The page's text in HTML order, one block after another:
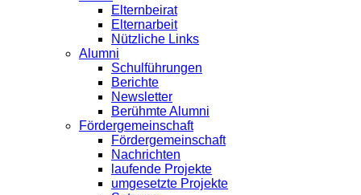
Elternbeirat
Elternarbeit
Nützliche Links
Alumni
Schulführungen
Berichte
Newsletter
Berühmte Alumni
Förder­gemeinschaft
Fördergemeinschaft
Nachrichten
laufende Projekte
umgesetzte Projekte